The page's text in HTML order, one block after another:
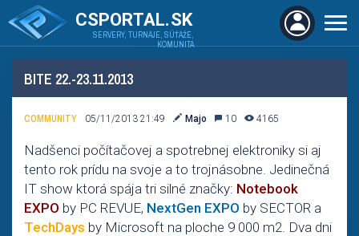
CSPORTAL.SK
SERVERY, TURNAJE, SÚŤAŽE,
KOMUNITA
BITE 22.-23.11.2013
COMMUNITY 05/11/2013 21:49 Majo 10 4165
Nadšenci počítačovej a spotrebnej elektroniky si aj
tento rok prídu na svoje a to trojnásobne. Jedinečná
IT show ktorá spája tri silné značky: Notebook
EXPO by PC REVUE, NextGen EXPO by SECTOR a
TechDays by Microsoft na ploche 9 000 m2. Dva dni